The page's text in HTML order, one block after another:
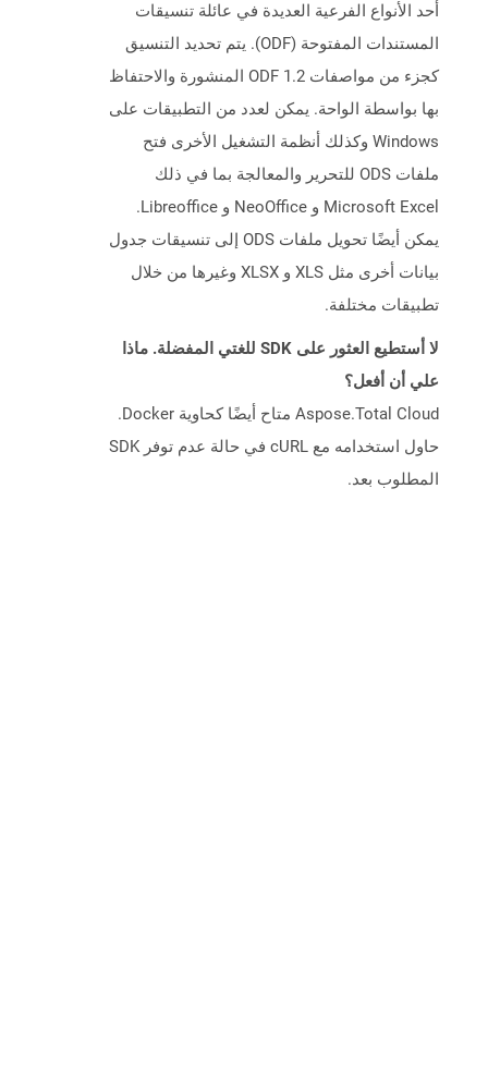
أحد الأنواع الفرعية العديدة في عائلة تنسيقات
المستندات المفتوحة (ODF). يتم تحديد التنسيق
كجزء من مواصفات ODF 1.2 المنشورة والاحتفاظ
بها بواسطة الواحة. يمكن لعدد من التطبيقات على
Windows وكذلك أنظمة التشغيل الأخرى فتح
ملفات ODS للتحرير والمعالجة بما في ذلك
Microsoft Excel و NeoOffice و Libreoffice.
يمكن أيضًا تحويل ملفات ODS إلى تنسيقات جدول
بيانات أخرى مثل XLS و XLSX وغيرها من خلال
تطبيقات مختلفة.
لا أستطيع العثور على SDK للغتي المفضلة. ماذا
علي أن أفعل؟
Aspose.Total Cloud متاح أيضًا كحاوية Docker.
حاول استخدامه مع cURL في حالة عدم توفر SDK
المطلوب بعد.